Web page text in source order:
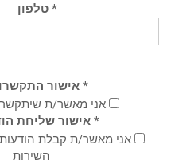
* טלפון
* אישור
אני מאשר/ת
* אישור שליחת
אני מאשר/ת קבלת הודעות
השירות